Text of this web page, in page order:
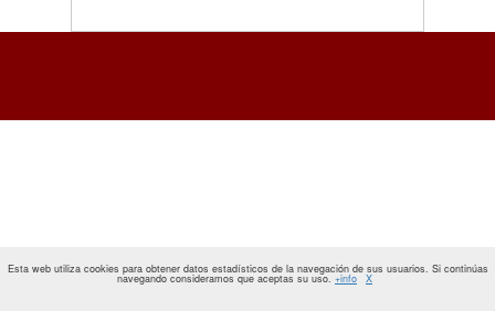
Esta web utiliza cookies para obtener datos estadísticos de la navegación de sus usuarios. Si continúas
navegando consideramos que aceptas su uso. +info X